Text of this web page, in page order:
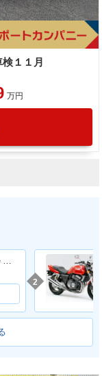
１１月
万円
2